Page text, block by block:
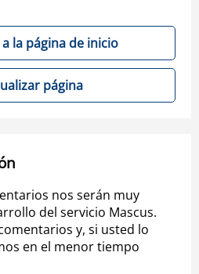
la página de inicio
página
nos serán muy
del servicio Mascus.
y, si usted lo
en el menor tiempo